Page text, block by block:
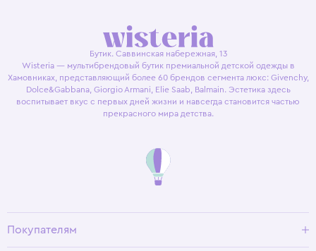
Бутик. Саввинская набережная, 13
Wisteria — мультибрендовый бутик премиальной детской одежды в
Хамовниках, представляющий более 60 брендов сегмента люкс: Givenchy,
Dolce&Gabbana, Giorgio Armani, Elie Saab, Balmain. Эстетика здесь
воспитывает вкус с первых дней жизни и навсегда становится частью
прекрасного мира детства.
Покупателям